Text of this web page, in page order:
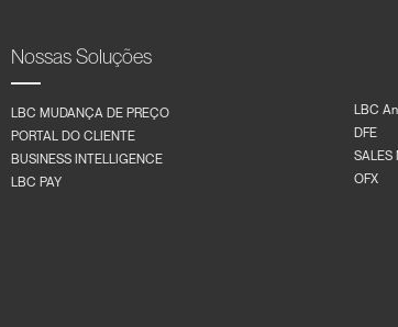
Nossas Soluções
LBC MUDANÇA DE PREÇO
PORTAL DO CLIENTE
BUSINESS INTELLIGENCE
LBC PAY
LBC
DFE
SALES
OFX